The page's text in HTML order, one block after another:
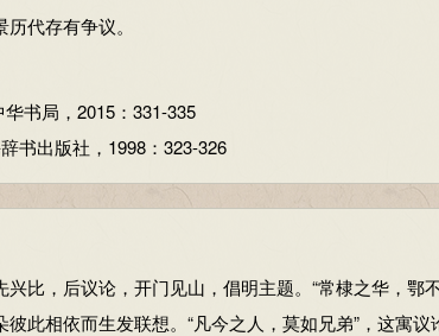
图：思虑。亶：信，确实。然：如此。
1987：68-69
书局，2015：331-335
）：聚集。
在原野，比喻兄弟急难。
。
代存有争议。
书局，2015：331-335
书出版社，1998：323-326
，后议论，开门见山，倡明主题。“常棣之华，鄂
此相依而生发联想。“凡今之人，莫如兄弟”，这寓